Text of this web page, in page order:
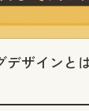
デザインと